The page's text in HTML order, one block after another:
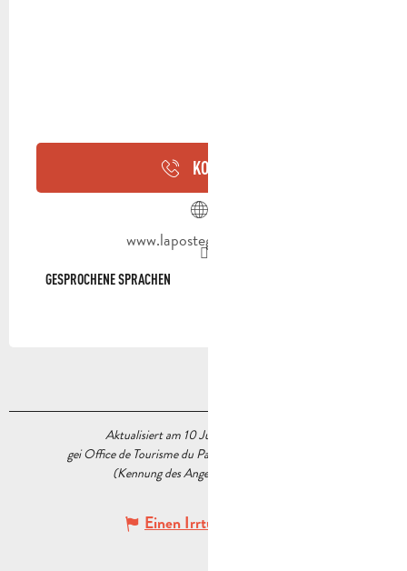
KONTAKT
www.lapostegroupe.com
GESPROCHENE SPRACHEN
GESPROCHENE SPRACHEN
Aktualisiert am 10 Juni 2025 Um 17:22
gei Office de Tourisme du Pays d’Aubagne et de l’Étoile
(Kennung des Angebots :
Einen Irrtum angeben